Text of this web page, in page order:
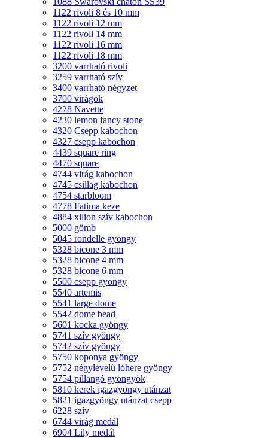
1122 rivoli 8 és 10 mm
1122 rivoli 12 mm
1122 rivoli 14 mm
1122 rivoli 16 mm
1122 rivoli 18 mm
3200 varrható rivoli
3259 varrható szív
3400 varrható négyzet
3700 virágok
4228 Navette
4230 lemon fancy stone
4320 Csepp kabochon
4327 csepp kabochon
4439 square ring
4470 square
4744 virág kabochon
4745 csillag kabochon
4754 starbloom
4778 Fatima keze
4884 xilion szív kabochon
5000 gömb
5045 rondelle gyöngy
5328 bicone 3 mm
5328 bicone 4 mm
5328 bicone 6 mm
5500 csepp gyöngy
5540 artemis
5541 large dome
5542 dome bead
5601 kocka gyöngy
5741 szív gyöngy
5742 szív gyöngy
5750 koponya gyöngy
5752 négylevelű lóhere gyöngy
5754 pillangó gyöngyök
5810 kerek igazgyöngy utánzat
5821 igazgyöngy utánzat csepp
6228 szív
6744 virág medál
6904 Lily medál